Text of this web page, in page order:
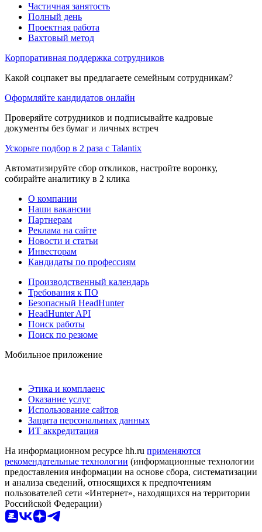
Частичная занятость
Полный день
Проектная работа
Вахтовый метод
Корпоративная поддержка сотрудников
Какой соцпакет вы предлагаете семейным сотрудникам?
Оформляйте кандидатов онлайн
Проверяйте сотрудников и подписывайте кадровые
документы без бумаг и личных встреч
Ускорьте подбор в 2 раза с Talantix
Автоматизируйте сбор откликов, настройте воронку,
собирайте аналитику в 2 клика
О компании
Наши вакансии
Партнерам
Реклама на сайте
Новости и статьи
Инвесторам
Кандидаты по профессиям
Производственный календарь
Требования к ПО
Безопасный HeadHunter
HeadHunter API
Поиск работы
Поиск по резюме
Мобильное приложение
Этика и комплаенс
Оказание услуг
Использование сайтов
Защита персональных данных
ИТ аккредитация
На информационном ресурсе hh.ru применяются
рекомендательные технологии (информационные технологии
предоставления информации на основе сбора, систематизации
и анализа сведений, относящихся к предпочтениям
пользователей сети «Интернет», находящихся на территории
Российской Федерации)